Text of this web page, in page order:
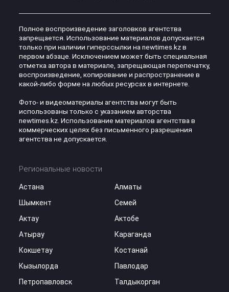
Полное воспроизведение заголовков агентства
запрещается. Использование материалов допускается
только при наличии гиперссылки на newtimes.kz в
первом абзаце. Исключением может быть специальная
отметка автора в материале, запрещающая перепечатку,
воспроизведение, копирование и распространение в
какой-либо форме на любых ресурсах в интернете.
Фото- и видеоматериалы агентства могут быть
использованы только с указанием авторства
newtimes.kz. Использование материалов агентства в
коммерческих целях без письменного разрешения
агентства не допускается.
Региональные новости
Астана
Алматы
Шымкент
Семей
Актау
Актобе
Атырау
Караганда
Кокшетау
Костанай
Кызылорда
Павлодар
Петропавловск
Талдыкорган